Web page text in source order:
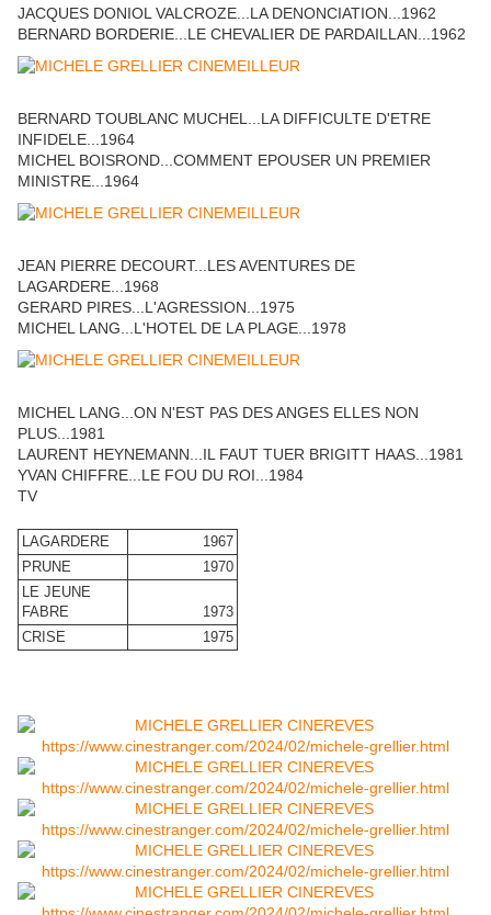
JACQUES DONIOL VALCROZE...LA DENONCIATION...1962
BERNARD BORDERIE...LE CHEVALIER DE PARDAILLAN...1962
BERNARD TOUBLANC MUCHEL...LA DIFFICULTE D'ETRE
INFIDELE...1964
MICHEL BOISROND...COMMENT EPOUSER UN PREMIER
MINISTRE...1964
JEAN PIERRE DECOURT...LES AVENTURES DE
LAGARDERE...1968
GERARD PIRES...L'AGRESSION...1975
MICHEL LANG...L'HOTEL DE LA PLAGE...1978
MICHEL LANG...ON N'EST PAS DES ANGES ELLES NON
PLUS...1981
LAURENT HEYNEMANN...IL FAUT TUER BRIGITT HAAS...1981
YVAN CHIFFRE...LE FOU DU ROI...1984
TV
LAGARDERE
1967
PRUNE
1970
LE JEUNE
FABRE
1973
CRISE
1975